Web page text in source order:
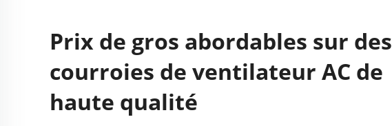
Prix de gros abordables sur des
courroies de ventilateur AC de
haute qualité